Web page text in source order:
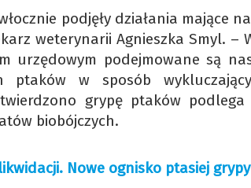
podjęły działania mające
weterynarii Agnieszka Smyl. –
urzędowym podejmowane są
w sposób
grypę ptaków
biobójczych.
Nowe ognisko ptasiej grypy